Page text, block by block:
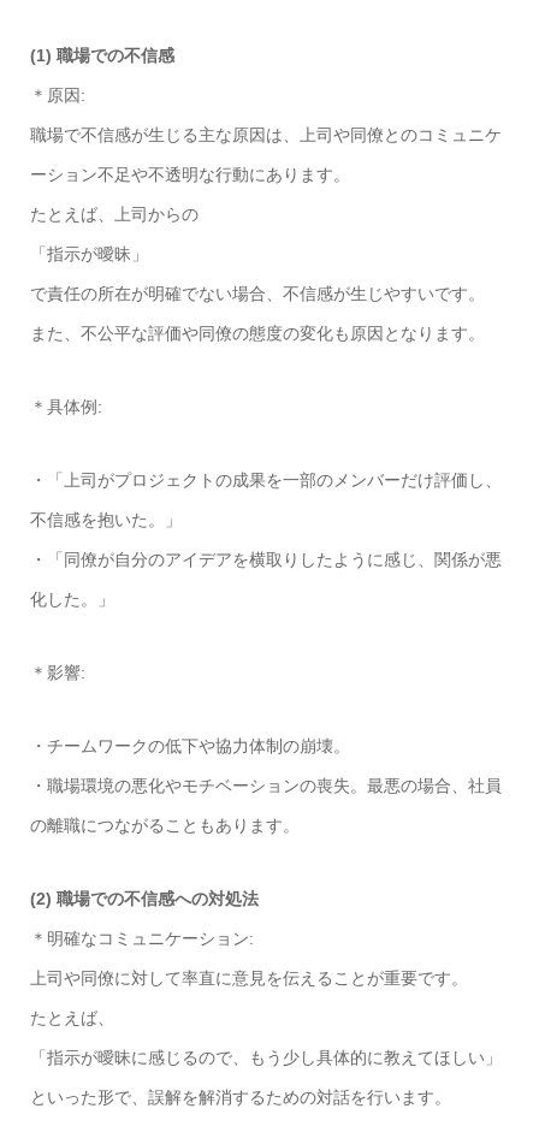
(1) 職場での不信感
＊原因:
職場で不信感が生じる主な原因は、上司や同僚とのコミュニケ
ーション不足や不透明な行動にあります。
たとえば、上司からの
「指示が曖昧」
で責任の所在が明確でない場合、不信感が生じやすいです。
また、不公平な評価や同僚の態度の変化も原因となります。
＊具体例:
・「上司がプロジェクトの成果を一部のメンバーだけ評価し、
不信感を抱いた。」
・「同僚が自分のアイデアを横取りしたように感じ、関係が悪
化した。」
＊影響:
・チームワークの低下や協力体制の崩壊。
・職場環境の悪化やモチベーションの喪失。最悪の場合、社員
の離職につながることもあります。
(2) 職場での不信感への対処法
＊明確なコミュニケーション:
上司や同僚に対して率直に意見を伝えることが重要です。
たとえば、
「指示が曖昧に感じるので、もう少し具体的に教えてほしい」
といった形で、誤解を解消するための対話を行います。